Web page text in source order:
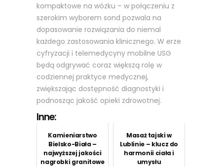
kompaktowe na wózku – w połączeniu z
szerokim wyborem sond pozwala na
dopasowanie rozwiązania do niemal
każdego zastosowania klinicznego. W erze
cyfryzacji i telemedycyny mobilne USG
będą odgrywać coraz większą rolę w
codziennej praktyce medycznej,
zwiększając dostępność diagnostyki i
podnosząc jakość opieki zdrowotnej.
Inne:
Kamieniarstwo
Bielsko-Biała –
najwyższej jakości
nagrobki granitowe
Masaż tajski w
Lublinie – klucz do
harmonii ciała i
umysłu